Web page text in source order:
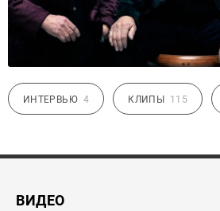
ИНТЕРВЬЮ 4 КЛИПЫ 115
ВИДЕО